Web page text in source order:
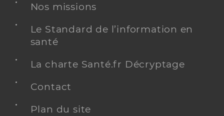
Nos missions
Le Standard de l’information en
santé
La charte Santé.fr Décryptage
Contact
Plan du site